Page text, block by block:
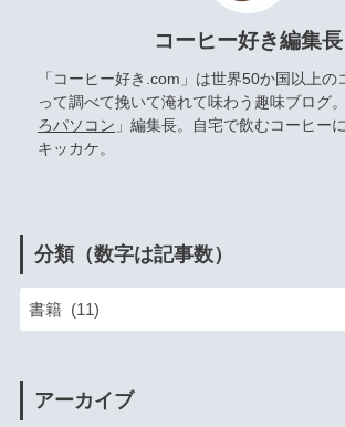
コーヒー好き編集長
「コーヒー好き.com」は世界50か国以上の
って調べて挽いて淹れて味わう趣味ブログ
ろパソコン 」編集長。自宅で飲むコーヒー
キッカケ。
分類（数字は記事数）
アーカイブ